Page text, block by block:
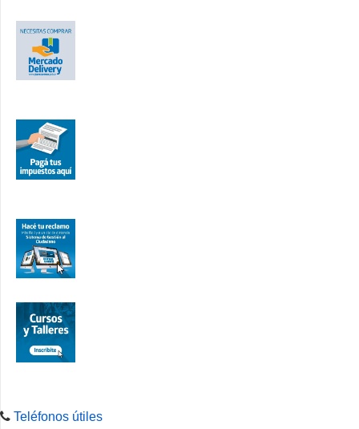
Teléfonos útiles